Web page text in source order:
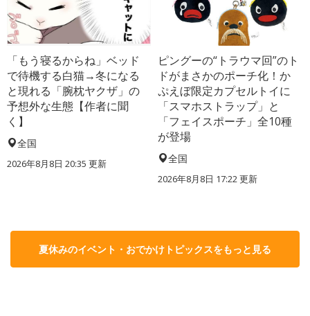
「もう寝るからね」ベッド
で待機する白猫→冬になる
と現れる「腕枕ヤクザ」の
予想外な生態【作者に聞
く】
全国
2026年8月8日 20:35 更新
ピングーの“トラウマ回”のト
ドがまさかのポーチ化！か
ぷえぼ限定カプセルトイに
「スマホストラップ」と
「フェイスポーチ」全10種
が登場
全国
2026年8月8日 17:22更新
夏休みのイベント・おでかけトピックスをもっと見る